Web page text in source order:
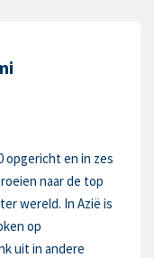
opgericht en in zes
naar de top
wereld. In Azië is
op
uit in andere